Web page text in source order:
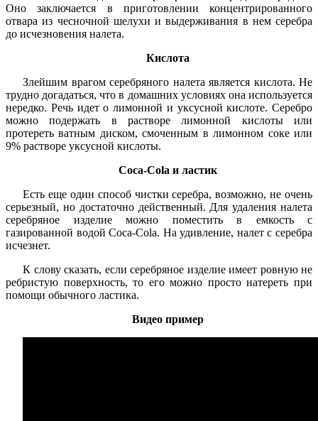
Оно заключается в приготовлении концентрированного
отвара из чесночной шелухи и выдерживания в нем серебра
до исчезновения налета.
Кислота
Злейшим врагом серебряного налета является кислота. Не
трудно догадаться, что в домашних условиях она используется
нередко. Речь идет о лимонной и уксусной кислоте. Серебро
можно подержать в растворе лимонной кислоты или
протереть ватным диском, смоченным в лимонном соке или
9% растворе уксусной кислоты.
Coca-Cola и ластик
Есть еще один способ чистки серебра, возможно, не очень
серьезный, но достаточно действенный. Для удаления налета
серебряное изделие можно поместить в емкость с
газированной водой Coca-Cola. На удивление, налет с серебра
исчезнет.
К слову сказать, если серебряное изделие имеет ровную не
ребристую поверхность, то его можно просто натереть при
помощи обычного ластика.
Видео пример